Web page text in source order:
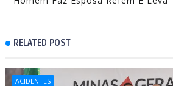
RELATED POST
ACIDENTES